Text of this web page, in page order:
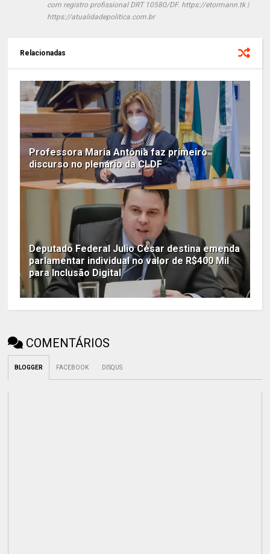
com registro profissional DRT 10580/DF. https://etormann.tk |
https://atualidadepolitica.com.br
Relacionadas
Professora Maria Antônia faz primeiro
discurso no plenário da CLDF
Deputado Federal Julio César destina emenda
parlamentar individual no valor de R$400 Mil
para Inclusão Digital
COMENTÁRIOS
BLOGGER FACEBOOK DISQUS